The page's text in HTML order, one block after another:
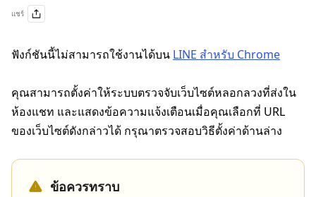
แชร์
ฟังก์ชันนี้ไม่สามารถใช้งานได้บน LINE สำหรับ Chrome
คุณสามารถตั้งค่าให้ระบบตรวจจับเว็บไซต์หลอกลวงที่ส่งใน
ห้องแชท และแสดงข้อความแจ้งเตือนเมื่อคุณเลือกที่ URL
ของเว็บไซต์ดังกล่าวได้ กรุณาตรวจสอบวิธีตั้งค่าด้านล่าง
ข้อควรทราบ